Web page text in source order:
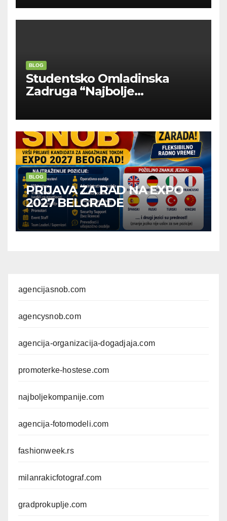
BLOG
Studentsko Omladinska
Zadruga “Najbolje
BLOG
PRIJAVA ZA RAD NA EXPO
2027 BELGRADE
agencijasnob.com
agencysnob.com
agencija-organizacija-dogadjaja.com
promoterke-hostese.com
najboljekompanije.com
agencija-fotomodeli.com
fashionweek.rs
milanrakicfotograf.com
gradprokuplje.com